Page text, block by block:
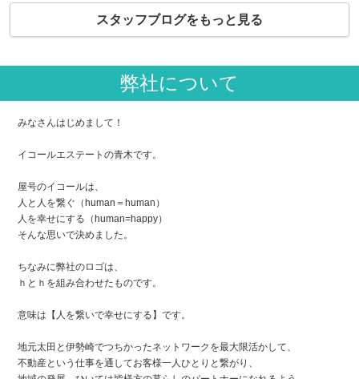
スタッフブログをもっと見る
弊社について
みなさんはじめまして！
イコールエステートの青木です。
屋号のイコールは、
人と人を繋ぐ（human＝human）
人を幸せにする（human=happy）
そんな思いで決めました。
ちなみに弊社のロゴは、
ｈとｈを組み合わせたものです。
意味は【人を繋いで幸せにする】です。
地元太田と伊勢崎でつちかったネットワークを最大限活かして、
不動産という仕事を通してお客様一人ひとりと繋がり、